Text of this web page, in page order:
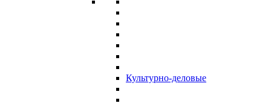
Культурно-деловые